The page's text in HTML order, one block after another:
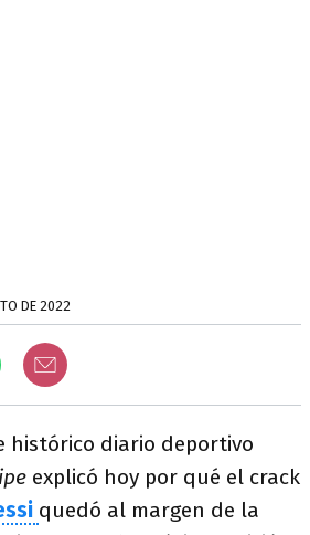
DE 2022
histórico diario deportivo
explicó hoy por qué el crack
quedó al margen de la